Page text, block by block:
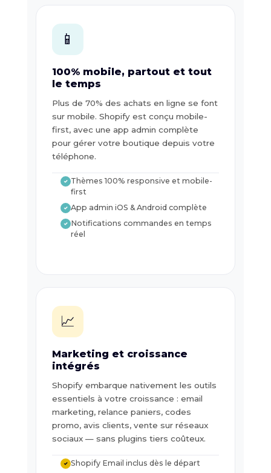
📱
100% mobile, partout et tout
le temps
Plus de 70% des achats en ligne se font
sur mobile. Shopify est conçu mobile-
first, avec une app admin complète
pour gérer votre boutique depuis votre
téléphone.
✓ Thèmes 100% responsive et mobile-
first
✓ App admin iOS & Android complète
✓ Notifications commandes en temps
réel
📈
Marketing et croissance
intégrés
Shopify embarque nativement les outils
essentiels à votre croissance : email
marketing, relance paniers, codes
promo, avis clients, vente sur réseaux
sociaux — sans plugins tiers coûteux.
✓ Shopify Email inclus dès le départ